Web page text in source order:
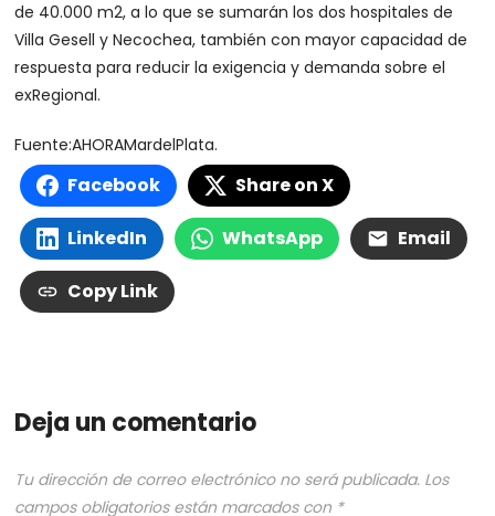
de 40.000 m2, a lo que se sumarán los dos hospitales de
Villa Gesell y Necochea, también con mayor capacidad de
respuesta para reducir la exigencia y demanda sobre el
exRegional.
Fuente:AHORAMardelPlata.
Facebook Share on X
LinkedIn WhatsApp Email
Copy Link
Deja un comentario
Tu dirección de correo electrónico no será publicada. Los
campos obligatorios están marcados con *